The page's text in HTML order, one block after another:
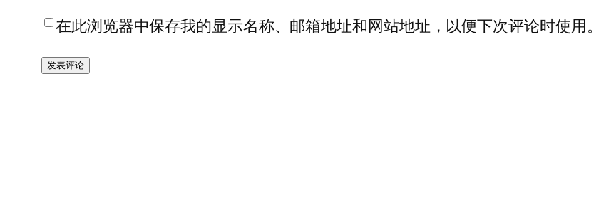
在此浏览器中保存我的显示名称、邮箱地址和网站地址，以便下次评论时使用。